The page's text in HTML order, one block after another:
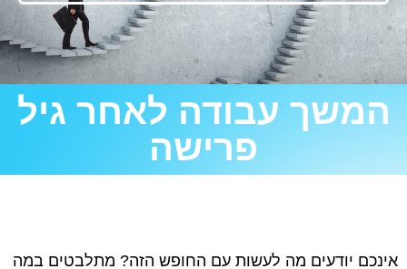
המשך עבודה לאחר גיל
פרישה
אינכם יודעים מה לעשות עם החופש הזה? מתלבטים במה